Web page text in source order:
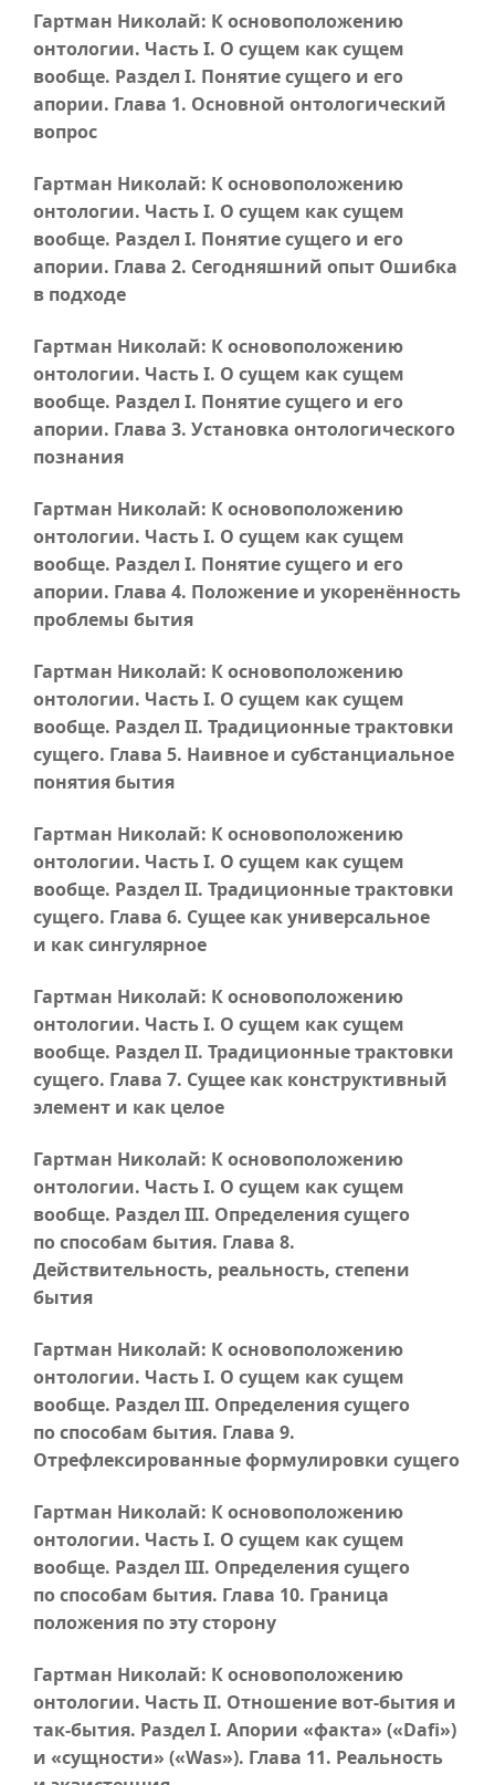
Гартман Николай: К основоположению
онтологии. Часть I. О сущем как сущем
вообще. Раздел I. Понятие сущего и его
апории. Глава 1. Основной онтологический
вопрос
Гартман Николай: К основоположению
онтологии. Часть I. О сущем как сущем
вообще. Раздел I. Понятие сущего и его
апории. Глава 2. Сегодняшний опыт Ошибка
в подходе
Гартман Николай: К основоположению
онтологии. Часть I. О сущем как сущем
вообще. Раздел I. Понятие сущего и его
апории. Глава 3. Установка онтологического
познания
Гартман Николай: К основоположению
онтологии. Часть I. О сущем как сущем
вообще. Раздел I. Понятие сущего и его
апории. Глава 4. Положение и укоренённость
проблемы бытия
Гартман Николай: К основоположению
онтологии. Часть I. О сущем как сущем
вообще. Раздел II. Традиционные трактовки
сущего. Глава 5. Наивное и субстанциальное
понятия бытия
Гартман Николай: К основоположению
онтологии. Часть I. О сущем как сущем
вообще. Раздел II. Традиционные трактовки
сущего. Глава 6. Сущее как универсальное
и как сингулярное
Гартман Николай: К основоположению
онтологии. Часть I. О сущем как сущем
вообще. Раздел II. Традиционные трактовки
сущего. Глава 7. Сущее как конструктивный
элемент и как целое
Гартман Николай: К основоположению
онтологии. Часть I. О сущем как сущем
вообще. Раздел III. Определения сущего
по способам бытия. Глава 8.
Действительность, реальность, степени
бытия
Гартман Николай: К основоположению
онтологии. Часть I. О сущем как сущем
вообще. Раздел III. Определения сущего
по способам бытия. Глава 9.
Отрефлексированные формулировки сущего
Гартман Николай: К основоположению
онтологии. Часть I. О сущем как сущем
вообще. Раздел III. Определения сущего
по способам бытия. Глава 10. Граница
положения по эту сторону
Гартман Николай: К основоположению
онтологии. Часть II. Отношение вот-бытия и
так-бытия. Раздел I. Апории «факта» («Dafi»)
и «сущности» («Was»). Глава 11. Реальность